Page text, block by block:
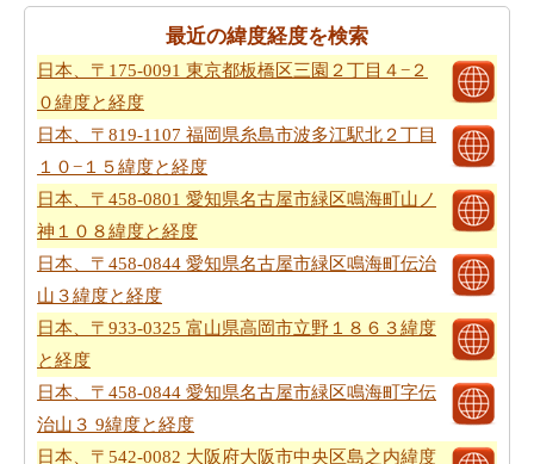
最近の緯度経度を検索
日本、〒175-0091 東京都板橋区三園２丁目４−２
０緯度と経度
日本、〒819-1107 福岡県糸島市波多江駅北２丁目
１０−１５緯度と経度
日本、〒458-0801 愛知県名古屋市緑区鳴海町山ノ
神１０８緯度と経度
日本、〒458-0844 愛知県名古屋市緑区鳴海町伝治
山３緯度と経度
日本、〒933-0325 富山県高岡市立野１８６３緯度
と経度
日本、〒458-0844 愛知県名古屋市緑区鳴海町字伝
治山３ 9緯度と経度
日本、〒542-0082 大阪府大阪市中央区島之内緯度